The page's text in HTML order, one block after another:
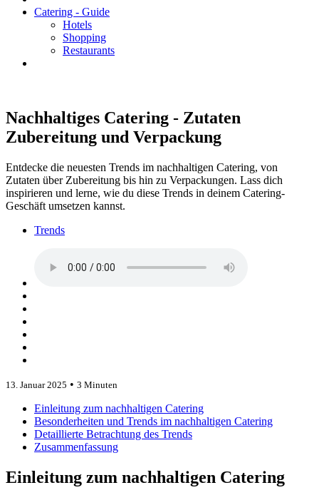
Catering - Guide
Hotels
Shopping
Restaurants
Nachhaltiges Catering - Zutaten
Zubereitung und Verpackung
Entdecke die neuesten Trends im nachhaltigen Catering, von
Zutaten über Zubereitung bis hin zu Verpackungen. Lass dich
inspirieren und lerne, wie du diese Trends in deinem Catering-
Geschäft umsetzen kannst.
Trends
13. Januar 2025 • 3 Minuten
Einleitung zum nachhaltigen Catering
Besonderheiten und Trends im nachhaltigen Catering
Detaillierte Betrachtung des Trends
Zusammenfassung
Einleitung zum nachhaltigen Catering